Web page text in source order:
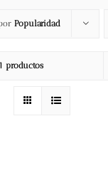
Inicio
About
Tienda
Popularidad
1 productos